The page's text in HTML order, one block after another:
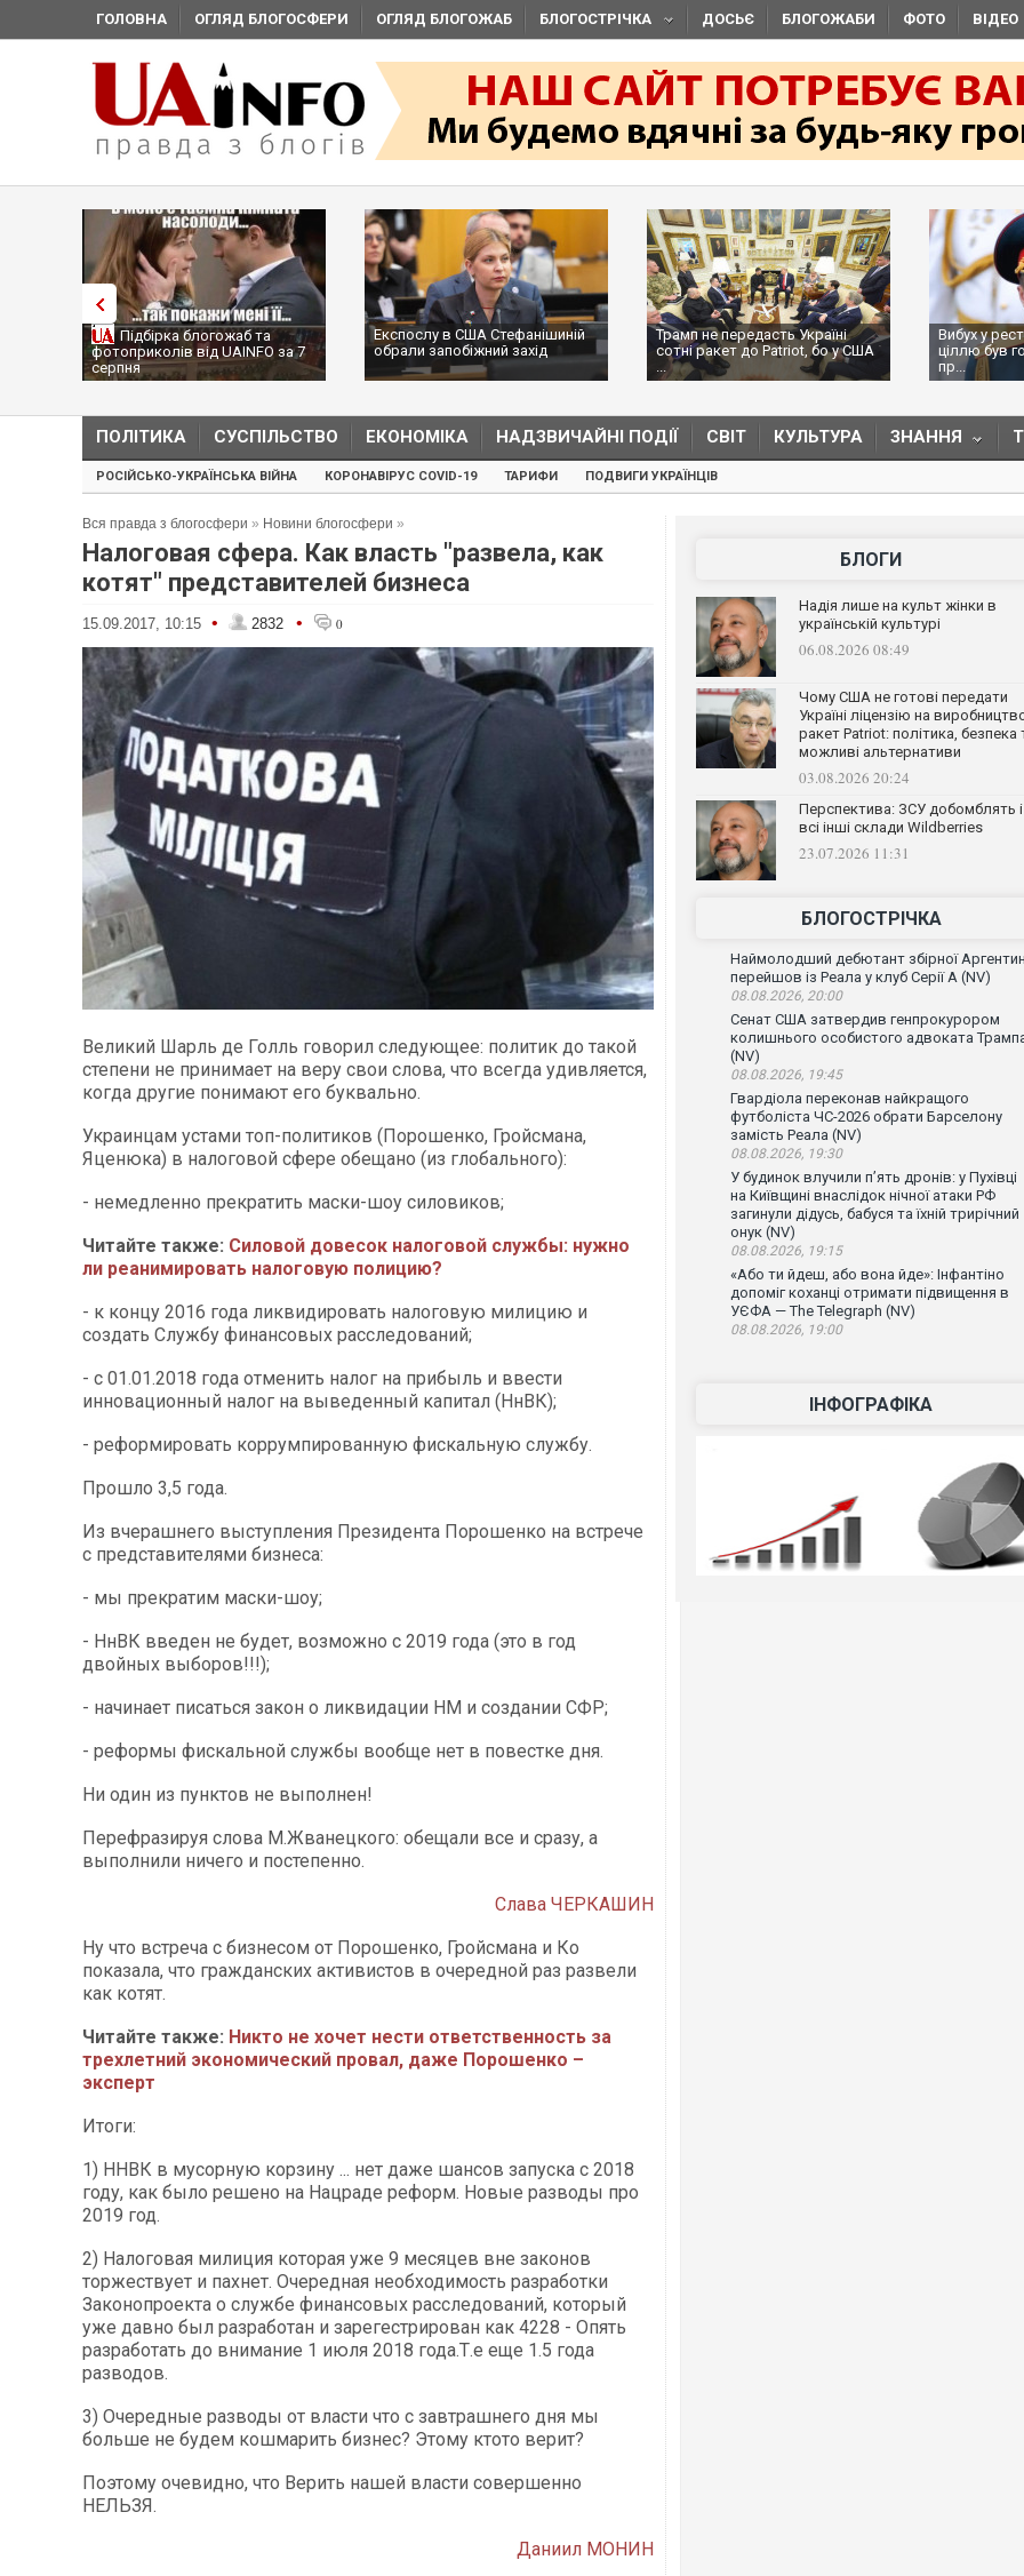
ГОЛОВНА ОГЛЯД БЛОГОСФЕРИ ОГЛЯД БЛОГОЖАБ БЛОГОСТРІЧКА ДОСЬЄ БЛОГОЖАБИ ФОТО ВІДЕО
Підбірка блогожаб та
фотоприколів від UAINFO за 7
серпня
Експослу в США Стефанішиній
обрали запобіжний захід
Трамп не передасть Україні
сотні ракет до Patriot, бо у США
...
Вибух у
ціллю був
пр...
ПОЛІТИКА СУСПІЛЬСТВО ЕКОНОМІКА НАДЗВИЧАЙНІ ПОДІЇ СВІТ КУЛЬТУРА ЗНАННЯ
РОСІЙСЬКО-УКРАЇНСЬКА ВІЙНА КОРОНАВІРУС COVID-19 ТАРИФИ ПОДВИГИ УКРАЇНЦІВ
Вся правда з блогосфери » Новини блогосфери »
Налоговая сфера. Как власть "развела, как
котят" представителей бизнеса
15.09.2017, 10:15 • 2832 • 0
Великий Шарль де Голль говорил следующее: политик до такой
степени не принимает на веру свои слова, что всегда удивляется,
когда другие понимают его буквально.
Украинцам устами топ-политиков (Порошенко, Гройсмана,
Яценюка) в налоговой сфере обещано (из глобального):
- немедленно прекратить маски-шоу силовиков;
Читайте также: Силовой довесок налоговой службы: нужно
ли реанимировать налоговую полицию?
- к концу 2016 года ликвидировать налоговую милицию и
создать Службу финансовых расследований;
- с 01.01.2018 года отменить налог на прибыль и ввести
инновационный налог на выведенный капитал (НнВК);
- реформировать коррумпированную фискальную службу.
Прошло 3,5 года.
Из вчерашнего выступления Президента Порошенко на встрече
с представителями бизнеса:
- мы прекратим маски-шоу;
- НнВК введен не будет, возможно с 2019 года (это в год
двойных выборов!!!);
- начинает писаться закон о ликвидации НМ и создании СФР;
- реформы фискальной службы вообще нет в повестке дня.
Ни один из пунктов не выполнен!
Перефразируя слова М.Жванецкого: обещали все и сразу, а
выполнили ничего и постепенно.
Слава ЧЕРКАШИН
Ну что встреча с бизнесом от Порошенко, Гройсмана и Ко
показала, что гражданских активистов в очередной раз развели
как котят.
Читайте также: Никто не хочет нести ответственность за
трехлетний экономический провал, даже Порошенко –
эксперт
Итоги:
1) ННВК в мусорную корзину ... нет даже шансов запуска с 2018
году, как было решено на Нацраде реформ. Новые разводы про
2019 год.
2) Налоговая милиция которая уже 9 месяцев вне законов
торжествует и пахнет. Очередная необходимость разработки
Законопроекта о службе финансовых расследований, который
уже давно был разработан и зарегестрирован как 4228 - Опять
разработать до внимание 1 июля 2018 года.Т.е еще 1.5 года
разводов.
3) Очередные разводы от власти что с завтрашнего дня мы
больше не будем кошмарить бизнес? Этому ктото верит?
Поэтому очевидно, что Верить нашей власти совершенно
НЕЛЬЗЯ.
Даниил МОНИН
БЛОГИ
Надія лише на культ жінки в
українській культурі
06.08.2026 08:49
Чому США не готові передати
Україні ліцензію на
ракет Patriot: політика, безпека
можливі альтернативи
03.08.2026 20:24
Перспектива: ЗСУ добомблять і
всі інші склади Wildberries
23.07.2026 11:31
БЛОГОСТРІЧКА
Наймолодший дебютант збірної
перейшов із Реала у клуб Серії А (NV)
08.08.2026, 20:00
Сенат США затвердив генпрокурором
колишнього особистого адвоката
(NV)
08.08.2026, 19:45
Гвардіола переконав найкращого
футболіста ЧС-2026 обрати Барселону
замість Реала (NV)
08.08.2026, 19:30
У будинок влучили п’ять дронів: у Пухівці
на Київщині внаслідок нічної атаки РФ
загинули дідусь, бабуся та їхній трирічний
онук (NV)
08.08.2026, 19:15
«Або ти йдеш, або вона йде»: Інфантіно
допоміг коханці отримати підвищення в
УЄФА — The Telegraph (NV)
08.08.2026, 19:00
ІНФОГРАФІКА